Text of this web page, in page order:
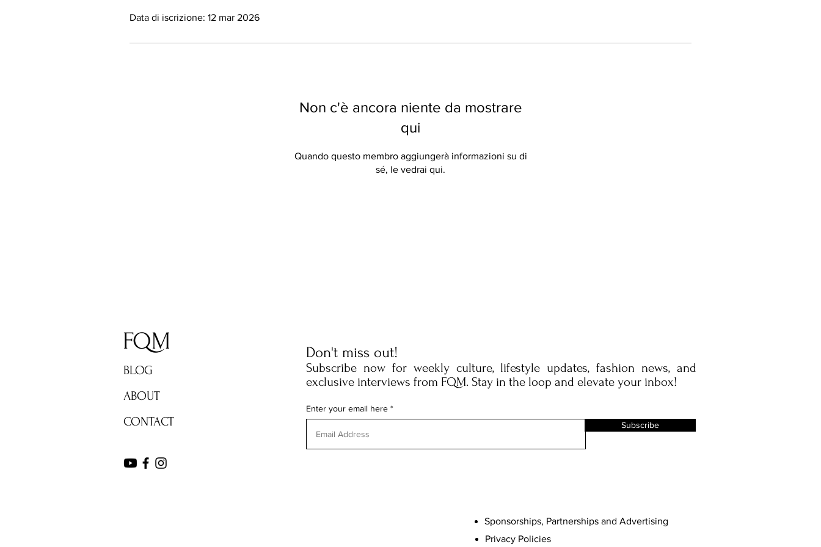
Data di iscrizione: 12 mar 2026
Non c'è ancora niente da mostrare
qui
Quando questo membro aggiungerà informazioni su di
sé, le vedrai qui.
FQM
BLOG
ABOUT
CONTACT
Don't miss out!
Subscribe now for weekly culture, lifestyle updates, fashion news, and
exclusive interviews from FQM. Stay in the loop and elevate your inbox!
Enter your email here
Subscribe
Sponsorships, Partnerships and Advertising
Privacy Policies